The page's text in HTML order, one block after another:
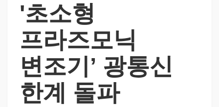
'초소형
프라즈모닉
변조기’ 광통신
한계 돌파